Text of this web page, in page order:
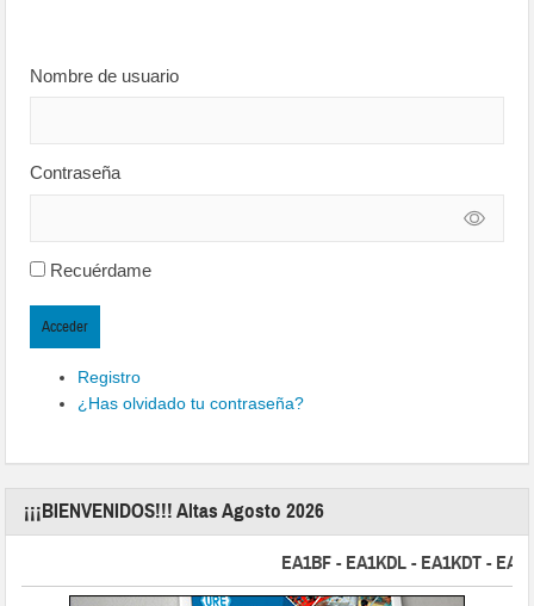
Nombre de usuario
Contraseña
Recuérdame
Acceder
Registro
¿Has olvidado tu contraseña?
¡¡¡BIENVENIDOS!!! Altas Agosto 2026
EA1BF - EA1KDL - EA1KDT -